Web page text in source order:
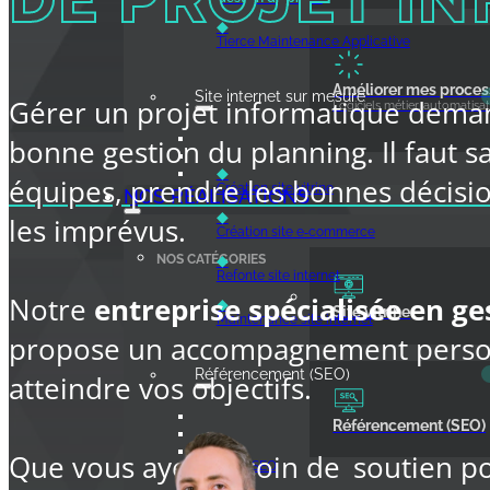
◆
Tierce Maintenance Applicative
Site internet sur mesure
◆
Création site vitrine
◆
Création site e‑commerce
◆
Refonte site internet
◆
Maintenance site internet
Référencement (SEO)
◆
Audit SEO
Améliorer mes
Logiciels métier,
NOS RÉALISATIONS
NOS CATÉGORIES
Site vitrine
Référencement (SEO)
Gérer un projet informatique
bonne gestion du planning. Il faut
équipes, prendre les bonnes
les imprévus.
Notre entreprise spécialisée en
propose un accompagnement
atteindre vos objectifs.
Que vous ayez besoin de soutien